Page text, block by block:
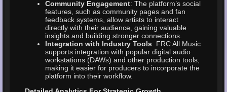
Community Engagement: The platform’s social
features, such as community pages and fan
feedback systems, allow artists to interact
directly with their audience, gaining valuable
insights and building stronger connections.
Integration with Industry Tools: FRC All Music
supports integration with popular digital audio
workstations (DAWs) and other production tools,
making it easier for producers to incorporate the
platform into their workflow.